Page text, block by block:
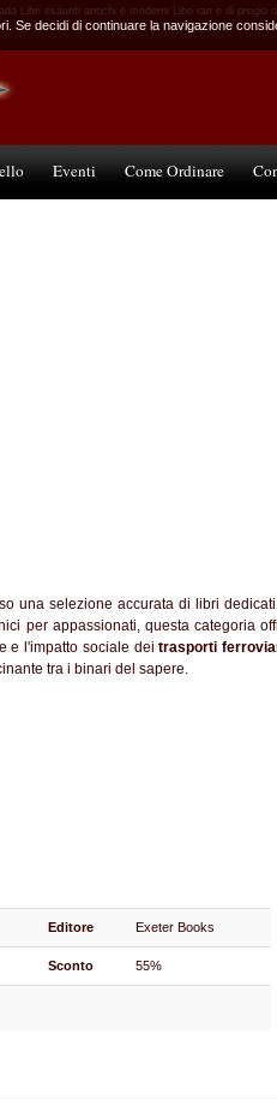
Libri esauriti antichi e moderni Libri rari e di pregio
Eventi Come Ordinare
una selezione accurata di libri
per appassionati, questa categoria
e l'impatto sociale deitrasporti
tra i binari del sapere.
Editore Exeter Books
Sconto 55%
Se decidi di continuare la navigazione